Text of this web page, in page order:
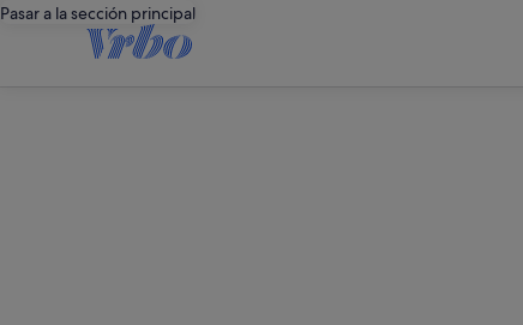
Pasar a la sección principal